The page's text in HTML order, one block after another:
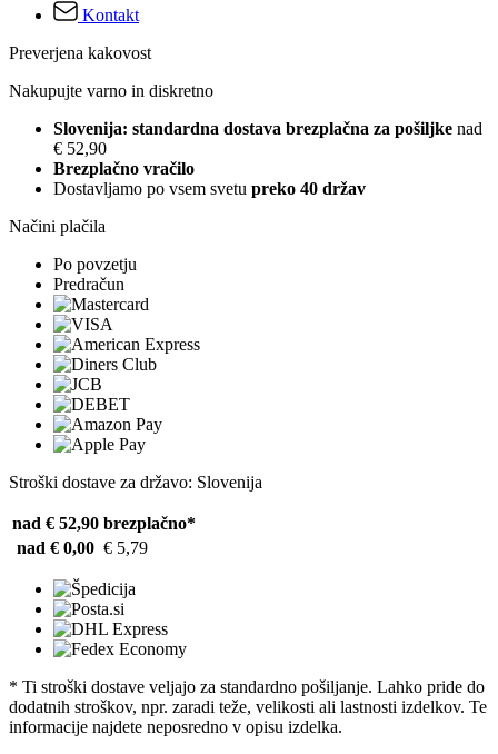
Kontakt
Preverjena kakovost
Nakupujte varno in diskretno
Slovenija: standardna dostava brezplačna za pošiljke nad
€ 52,90
Brezplačno vračilo
Dostavljamo po vsem svetu preko 40 držav
Načini plačila
Po povzetju
Predračun
Stroški dostave za državo: Slovenija
nad € 52,90 brezplačno*
nad € 0,00 € 5,79
* Ti stroški dostave veljajo za standardno pošiljanje. Lahko pride do
dodatnih stroškov, npr. zaradi teže, velikosti ali lastnosti izdelkov. Te
informacije najdete neposredno v opisu izdelka.